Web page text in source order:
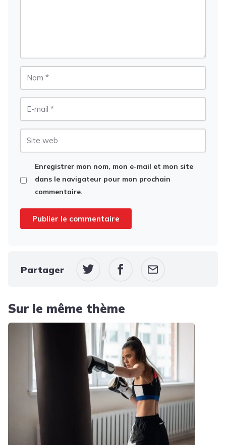
Enregistrer mon nom, mon e-mail et mon site
dans le navigateur pour mon prochain
commentaire.
Partager
Sur le même thème